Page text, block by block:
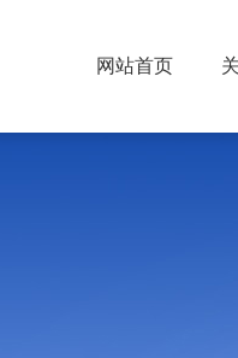
网站首页